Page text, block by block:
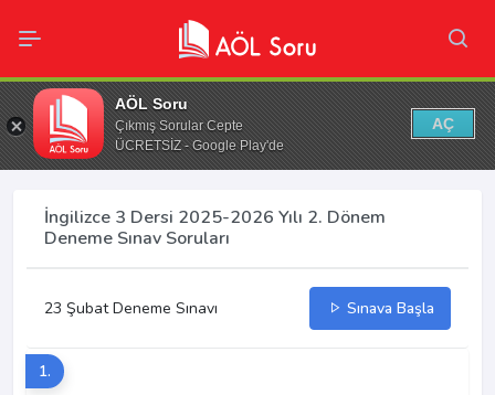
AÖL Soru
Çıkmış Sorular Cepte
ÜCRETSİZ - Google Play'de
AÇ
İngilizce 3 Dersi 2025-2026 Yılı 2. Dönem
Deneme Sınav Soruları
23 Şubat Deneme Sınavı Sınava Başla
1.